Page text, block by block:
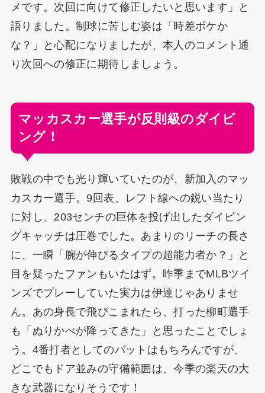
メです。次回に向けて修正したいと思います」と
語りました。制球に苦しむ姿は「時差ボケか
な？」と心配になりましたが、本人のコメント通
り次回への修正に期待しましょう。
マッカスカー選手が反則級のダイビ
ング！
敗戦の中でも光り輝いていたのが、新加入のマッ
カスカー選手。9回表、レフト線への鋭い当たり
に対し、203センチの巨体を投げ出したダイビン
グキャッチは圧巻でした。あまりのリーチの長さ
に、一瞬「腕が伸びるタイプの超能力者か？」と
目を疑ったファンもいたはず。昨季までMLBツイ
ンズでプレーしていた実力は伊達じゃありませ
ん。あの身長で飛びこまれたら、打った柳町選手
も「ぬりかべが降ってきた」と思ったことでしょ
う。4番打者としてのバットはもちろんですが、
どこでもドア並みの守備範囲は、今季の楽天の大
きな武器になりそうです！